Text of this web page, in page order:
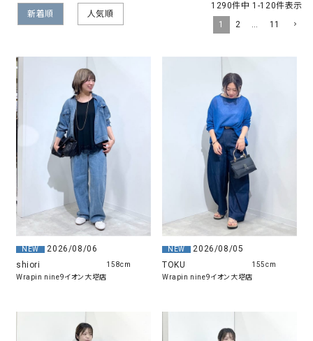
新着順 人気順
1290件中 1 -120件表示
1
2 … 11
NEW
2026/08/06
shiori
Wrapin nine9イオン大塔店
158cm
NEW
2026/08/05
TOKU
Wrapin nine9イオン大塔店
155cm